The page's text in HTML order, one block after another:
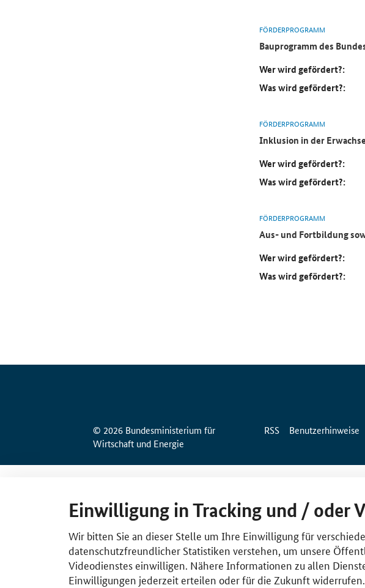
FÖRDERPROGRAMM
Bauprogramm des
Wer wird gefördert?:
Was wird gefördert?:
FÖRDERPROGRAMM
Inklusion in der
Wer wird gefördert?:
Was wird gefördert?:
FÖRDERPROGRAMM
Aus- und Fortbildung
Wer wird gefördert?:
Was wird gefördert?:
© 2026 Bundesministerium für
Wirtschaft und Energie
RSS Benutzerhinweise
Einwilligung in Tracking und / oder
Wir bitten Sie an dieser Stelle um Ihre Einwilligung für
datenschutzfreundlicher Statistiken verstehen, um unsere
Videodienstes einwilligen. Nähere Informationen zu allen
Einwilligungen jederzeit erteilen oder für die Zukunft